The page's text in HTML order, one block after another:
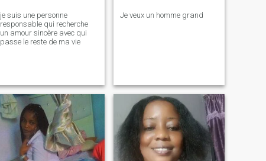
je suis une personne
responsable qui recherche
un amour sincère avec qui
passe le reste de ma vie
Je veux un homme grand